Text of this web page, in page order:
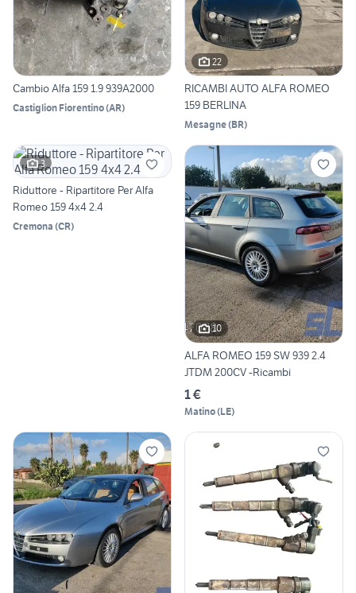
Cambio Alfa 159 1.9 939A2000
Castiglion Fiorentino(AR)
22
RICAMBI AUTO ALFA ROMEO
159 BERLINA
Mesagne(BR)
3
Riduttore - Ripartitore Per Alfa
Romeo 159 4x4 2.4
Cremona (CR)
10
ALFA ROMEO 159 SW 939 2.4
JTDM 200CV -Ricambi
1 €
Matino(LE)